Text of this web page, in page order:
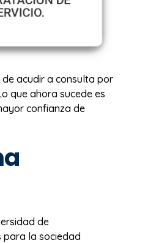
acudir a consulta por
que ahora sucede es
confianza de
de
para la sociedad